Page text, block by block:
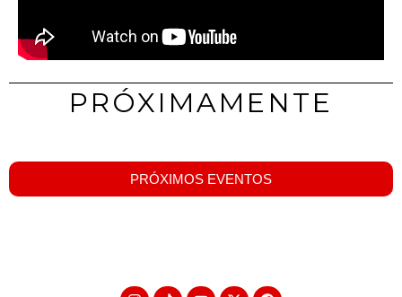
PRÓXIMAMENTE
PRÓXIMOS EVENTOS